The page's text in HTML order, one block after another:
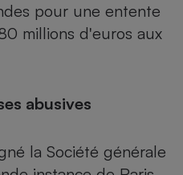
pour une entente
millions d'euros aux
abusives
la Société générale